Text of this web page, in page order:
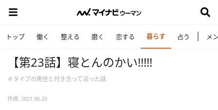
トップ 働く 整える 磨く 恋する 暮らす 占う メ
【第23話】寝とんのかい!!!!!
＃タイプの男性と付き合って沼った話
作成: 2021.06.25